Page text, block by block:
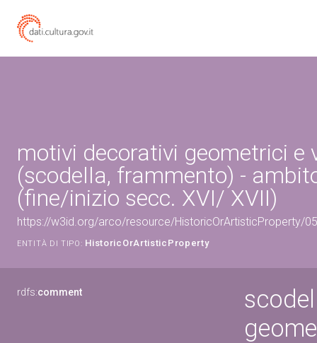
motivi decorativi geometrici e
(scodella, frammento) -
(fine/inizio secc. XVI/ XVII)
https://w3id.org/arco/resource/HistoricOrArtisticProperty/
ENTITÀ DI TIPO: HistoricOrArtisticProperty
rdfs:comment